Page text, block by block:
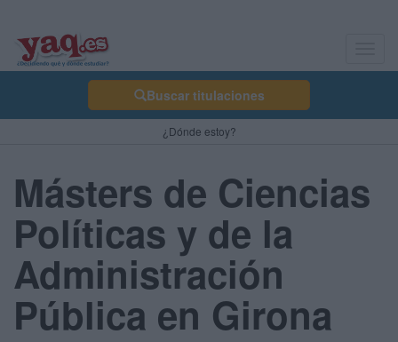
Buscar titulaciones
¿Dónde estoy?
Másters de Ciencias
Políticas y de la
Administración
Pública en Girona